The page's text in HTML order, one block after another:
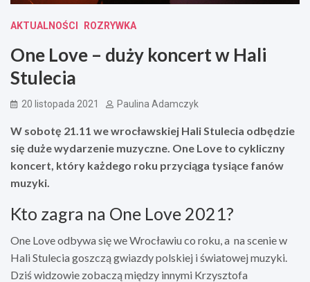
AKTUALNOŚCI ROZRYWKA
One Love – duży koncert w Hali
Stulecia
20 listopada 2021 Paulina Adamczyk
W sobotę 21.11 we wrocławskiej Hali Stulecia odbędzie
się duże wydarzenie muzyczne. One Love to cykliczny
koncert, który każdego roku przyciąga tysiące fanów
muzyki.
Kto zagra na One Love 2021?
One Love odbywa się we Wrocławiu co roku, a na scenie w
Hali Stulecia goszczą gwiazdy polskiej i światowej muzyki.
Dziś widzowie zobaczą między innymi Krzysztofa